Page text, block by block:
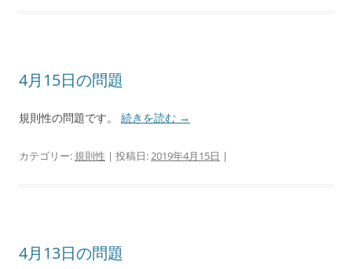
4月15日の問題
規則性の問題です。 続きを読む →
カテゴリー: 規則性 | 投稿日:2019年4月15日 |
4月13日の問題